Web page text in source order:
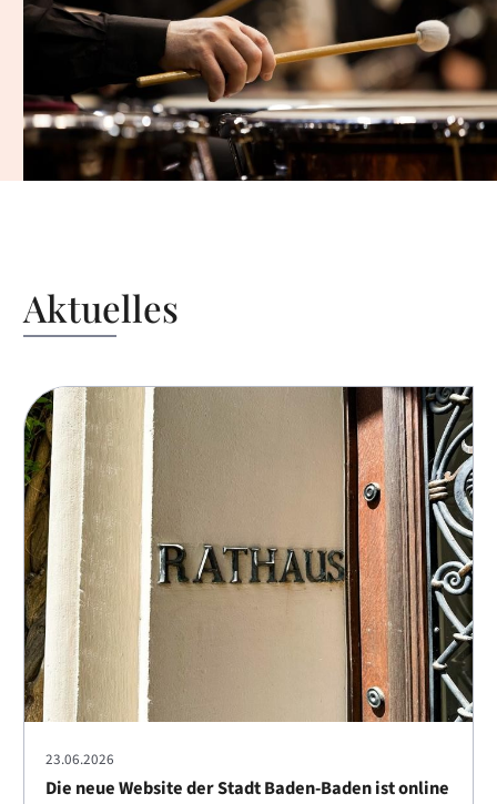
Entdecken Sie die vielfältigen Angebote der Musikschule
Baden-Baden und finden Sie den passenden Weg, Ihre
musikalischen Interessen und Talente zu entfalten.
Angebote
Aktuelles
23.06.2026
Die neue Website der Stadt Baden-Baden ist online